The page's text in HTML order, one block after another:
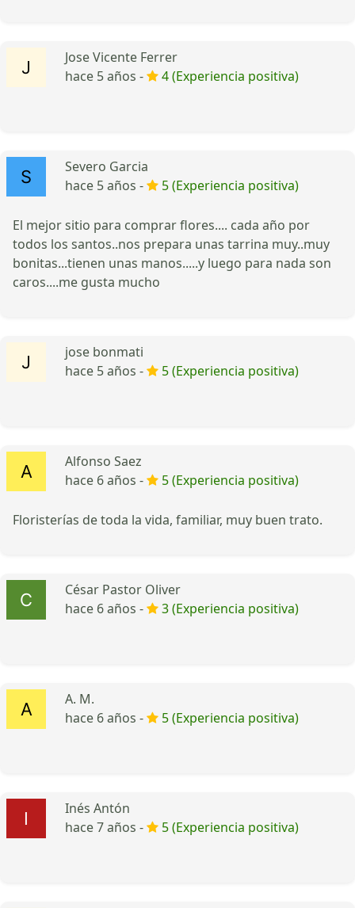
Jose Vicente Ferrer
hace 5 años -
4 (Experiencia positiva)
Severo Garcia
hace 5 años -
5 (Experiencia positiva)
El mejor sitio para comprar flores.... cada año por
todos los santos..nos prepara unas tarrina muy..muy
bonitas...tienen unas manos.....y luego para nada son
caros....me gusta mucho
jose bonmati
hace 5 años -
5 (Experiencia positiva)
Alfonso Saez
hace 6 años -
5 (Experiencia positiva)
Floristerías de toda la vida, familiar, muy buen trato.
César Pastor Oliver
hace 6 años -
3 (Experiencia positiva)
A. M.
hace 6 años -
5 (Experiencia positiva)
Inés Antón
hace 7 años -
5 (Experiencia positiva)